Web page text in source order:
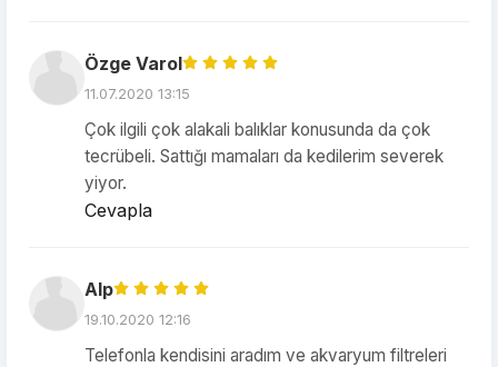
Özge Varol
11.07.2020 13:15
Çok ilgili çok alakali balıklar konusunda da çok
tecrübeli. Sattığı mamaları da kedilerim severek
yiyor.
Cevapla
Alp
19.10.2020 12:16
Telefonla kendisini aradım ve akvaryum filtreleri